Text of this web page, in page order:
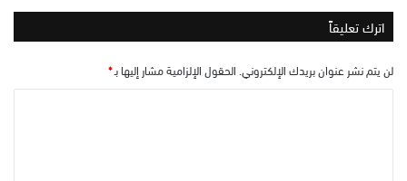
اترك تعليقاً
لن يتم نشر عنوان بريدك الإلكتروني. الحقول الإلزامية مشار إليها بـ*